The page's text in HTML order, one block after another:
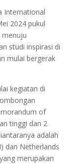
International
2024 pukul
menuju
studi inspirasi di
mulai bergerak
kegiatan di
of
tinggi dan 2
adalah
dan Netherlands
merupakan